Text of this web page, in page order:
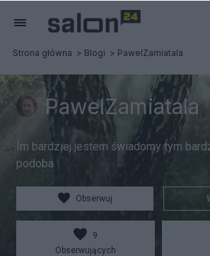
Strona główna Blogi PawelZamiatala
PawelZamiatala
Im bardziej jestem świadomy tym
podoba
Obserwuj
9
Obserwujących